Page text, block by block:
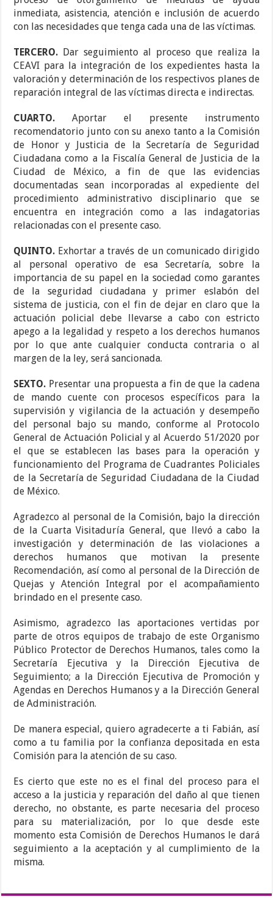
inmediata, asistencia, atención e inclusión de acuerdo
con las necesidades que tenga cada una de las víctimas.
TERCERO. Dar seguimiento al proceso que realiza la
CEAVI para la integración de los expedientes hasta la
valoración y determinación de los respectivos planes de
reparación integral de las víctimas directa e indirectas.
CUARTO. Aportar el presente instrumento
recomendatorio junto con su anexo tanto a la Comisión
de Honor y Justicia de la Secretaría de Seguridad
Ciudadana como a la Fiscalía General de Justicia de la
Ciudad de México, a fin de que las evidencias
documentadas sean incorporadas al expediente del
procedimiento administrativo disciplinario que se
encuentra en integración como a las indagatorias
relacionadas con el presente caso.
QUINTO. Exhortar a través de un comunicado dirigido
al personal operativo de esa Secretaría, sobre la
importancia de su papel en la sociedad como garantes
de la seguridad ciudadana y primer eslabón del
sistema de justicia, con el fin de dejar en claro que la
actuación policial debe llevarse a cabo con estricto
apego a la legalidad y respeto a los derechos humanos
por lo que ante cualquier conducta contraria o al
margen de la ley, será sancionada.
SEXTO. Presentar una propuesta a fin de que la cadena
de mando cuente con procesos específicos para la
supervisión y vigilancia de la actuación y desempeño
del personal bajo su mando, conforme al Protocolo
General de Actuación Policial y al Acuerdo 51/2020 por
el que se establecen las bases para la operación y
funcionamiento del Programa de Cuadrantes Policiales
de la Secretaría de Seguridad Ciudadana de la Ciudad
de México.
Agradezco al personal de la Comisión, bajo la dirección
de la Cuarta Visitaduría General, que llevó a cabo la
investigación y determinación de las violaciones a
derechos humanos que motivan la presente
Recomendación, así como al personal de la Dirección de
Quejas y Atención Integral por el acompañamiento
brindado en el presente caso.
Asimismo, agradezco las aportaciones vertidas por
parte de otros equipos de trabajo de este Organismo
Público Protector de Derechos Humanos, tales como la
Secretaría Ejecutiva y la Dirección Ejecutiva de
Seguimiento; a la Dirección Ejecutiva de Promoción y
Agendas en Derechos Humanos y a la Dirección General
de Administración.
De manera especial, quiero agradecerte a ti Fabián, así
como a tu familia por la confianza depositada en esta
Comisión para la atención de su caso.
Es cierto que este no es el final del proceso para el
acceso a la justicia y reparación del daño al que tienen
derecho, no obstante, es parte necesaria del proceso
para su materialización, por lo que desde este
momento esta Comisión de Derechos Humanos le dará
seguimiento a la aceptación y al cumplimiento de la
misma.